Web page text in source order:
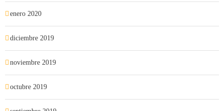
enero 2020
diciembre 2019
noviembre 2019
octubre 2019